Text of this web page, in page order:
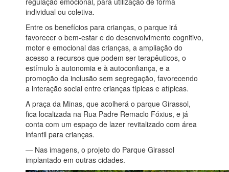
individual ou coletiva.
Entre os benefícios para crianças, o parque irá
favorecer o bem-estar e do desenvolvimento cognitivo,
motor e emocional das crianças, a ampliação do
acesso a recursos que podem ser terapêuticos, o
estímulo à autonomia e à autoconfiança, e a
promoção da inclusão sem segregação, favorecendo
a interação social entre crianças típicas e atípicas.
A praça da Minas, que acolherá o parque Girassol,
fica localizada na Rua Padre Remaclo Fóxius, e já
conta com um espaço de lazer revitalizado com área
infantil para crianças.
— Nas imagens, o projeto do Parque Girassol
implantado em outras cidades.